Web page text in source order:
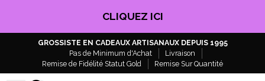
CLIQUEZ ICI
GROSSISTE EN CADEAUX ARTISANAUX DEPUIS 1995
Pas de Minimum d'Achat
Livraison
Remise de Fidélité Statut Gold
Remise Sur Quantité